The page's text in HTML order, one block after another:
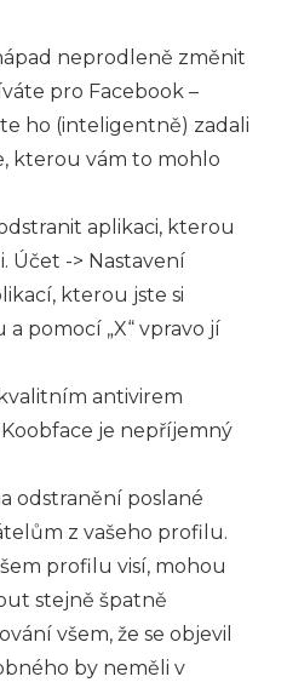
neprodleně změnit
pro Facebook –
ho (inteligentně) zadali
kterou vám to mohlo
aplikaci, kterou
Účet -> Nastavení
kterou jste si
a pomocí „X“ vpravo jí
antivirem
je nepříjemný
odstranění poslané
z vašeho profilu.
profilu visí, mohou
stejně špatně
všem, že se objevil
by neměli v